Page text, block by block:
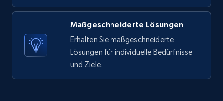
Twitter posts URLs
ID, User posted, Name, Description, Date
posted, Photos, URL, Quoted post, and more.
1.2K+
Maßgeschneiderte Lösungen
Erhalten Sie maßgeschneiderte
Lösungen für individuelle Bedürfnisse
und Ziele.